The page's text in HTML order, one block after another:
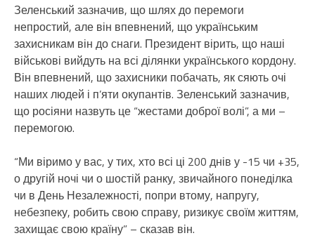
Зеленський зазначив, що шлях до перемоги
непростий, але він впевнений, що українським
захисникам він до снаги. Президент вірить, що наші
військові вийдуть на всі ділянки українського кордону.
Він впевнений, що захисники побачать, як сяють очі
наших людей і п’яти окупантів. Зеленський зазначив,
що росіяни назвуть це “жестами доброї волі”, а ми –
перемогою.
“Ми віримо у вас, у тих, хто всі ці 200 днів у -15 чи +35,
о другій ночі чи о шостій ранку, звичайного понеділка
чи в День Незалежності, попри втому, напругу,
небезпеку, робить свою справу, ризикує своїм життям,
захищає свою країну” – сказав він.